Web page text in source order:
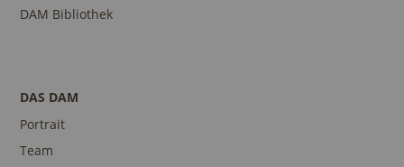
DAM Bibliothek
DAS DAM
Portrait
Team